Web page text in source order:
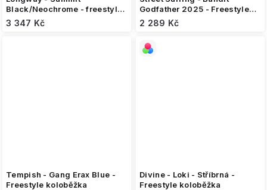
Black/Neochrome - freestyle
koloběžka
3 347 Kč
Godfather 2025 - Freestyle
koloběžka
2 289 Kč
Tempish - Gang Erax Blue -
Freestyle koloběžka
Divine - Loki - Stříbrná -
Freestyle koloběžka